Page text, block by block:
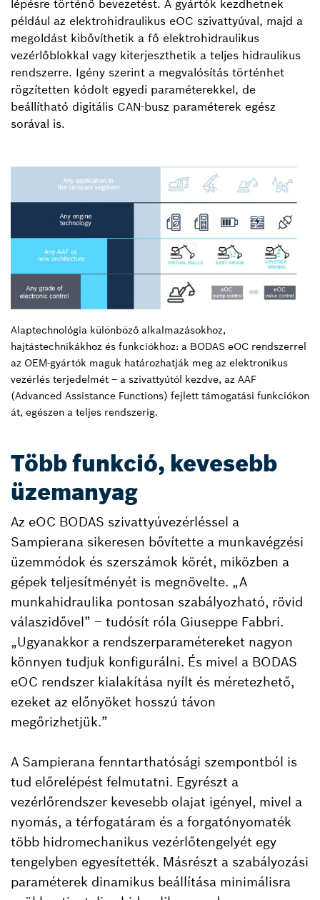
lépésre történő bevezetést. A gyártók kezdhetnek
például az elektrohidraulikus eOC szivattyúval, majd a
megoldást kibővíthetik a fő elektrohidraulikus
vezérlőblokkal vagy kiterjeszthetik a teljes hidraulikus
rendszerre. Igény szerint a megvalósítás történhet
rögzítetten kódolt egyedi paraméterekkel, de
beállítható digitális CAN-busz paraméterek egész
sorával is.
Alaptechnológia különböző alkalmazásokhoz,
hajtástechnikákhoz és funkciókhoz: a BODAS eOC rendszerrel
az OEM-gyártók maguk határozhatják meg az elektronikus
vezérlés terjedelmét – a szivattyútól kezdve, az AAF
(Advanced Assistance Functions) fejlett támogatási funkciókon
át, egészen a teljes rendszerig.
Több funkció, kevesebb
üzemanyag
Az eOC BODAS szivattyúvezérléssel a
Sampierana sikeresen bővítette a munkavégzési
üzemmódok és szerszámok körét, miközben a
gépek teljesítményét is megnövelte. „A
munkahidraulika pontosan szabályozható, rövid
válaszidővel” – tudósít róla Giuseppe Fabbri.
„Ugyanakkor a rendszerparamétereket nagyon
könnyen tudjuk konfigurálni. És mivel a BODAS
eOC rendszer kialakítása nyílt és méretezhető,
ezeket az előnyöket hosszú távon
megőrizhetjük.”
A Sampierana fenntarthatósági szempontból is
tud előrelépést felmutatni. Egyrészt a
vezérlőrendszer kevesebb olajat igényel, mivel a
nyomás, a térfogatáram és a forgatónyomaték
több hidromechanikus vezérlőtengelyét egy
tengelyben egyesítették. Másrészt a szabályozási
paraméterek dinamikus beállítása minimálisra